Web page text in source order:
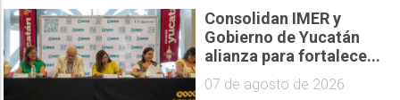
Consolidan IMER y
Gobierno de Yucatán
alianza para fortalece...
07 de agosto de 2026